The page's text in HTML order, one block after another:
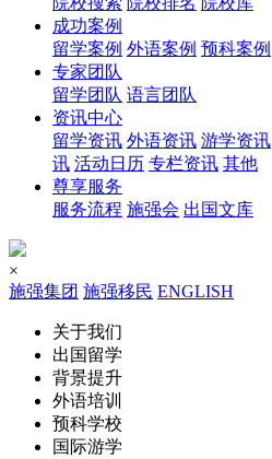
成功案例
留学案例 外语案例 预科案例
专家团队
留学团队 语言团队
资讯中心
留学资讯 外语资讯 游学资讯
讯 活动日历 专栏资讯 其他
尊享服务
服务流程 施强会 出国文库
×
施强集团 施强移民 ENGLISH
关于我们
出国留学
背景提升
外语培训
预科学校
国际游学